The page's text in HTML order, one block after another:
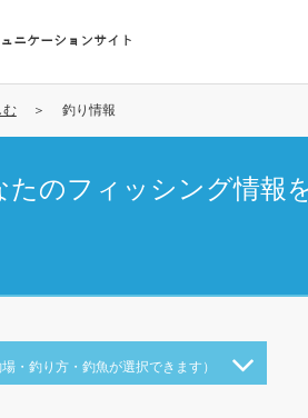
ニケーションサイト
む 釣り情報
たのフィッシング情報
場・釣り方・釣魚が選択できます）